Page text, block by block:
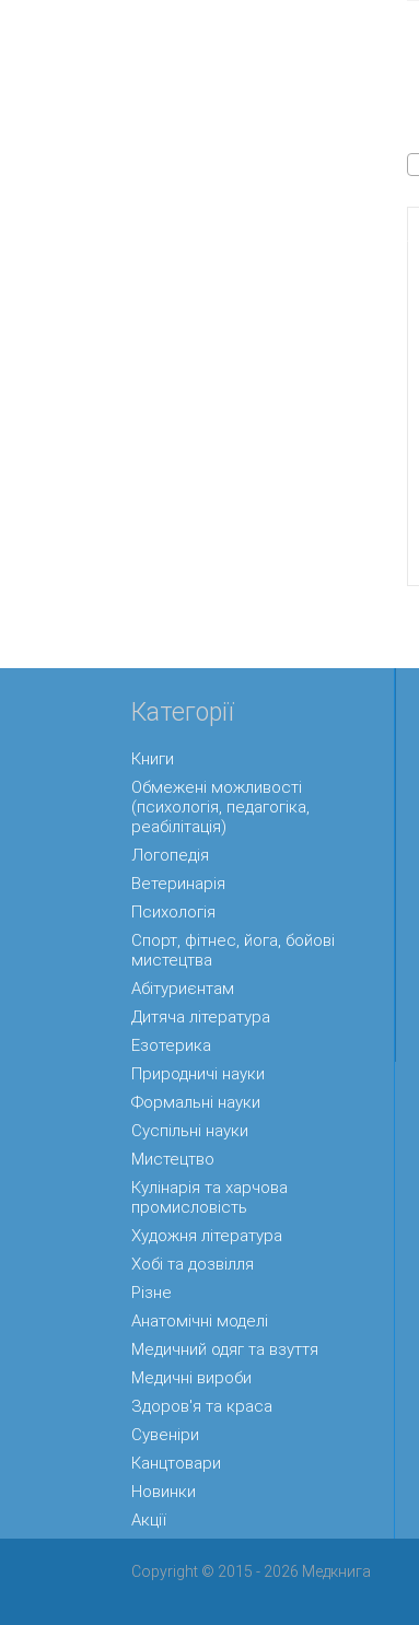
Категорії
Книги
Обмежені можливості
(психологія, педагогіка,
реабілітація)
Логопедія
Ветеринарія
Психологія
Спорт, фітнес, йога, бойові
мистецтва
Абітуриєнтам
Дитяча література
Езотерика
Природничі науки
Формальні науки
Суспільні науки
Мистецтво
Кулінарія та харчова
промисловість
Художня література
Хобі та дозвілля
Різне
Анатомічні моделі
Медичний одяг та взуття
Медичні вироби
Здоров'я та краса
Сувеніри
Канцтовари
Новинки
Акції
Copyright © 2015 - 2026 Медкнига